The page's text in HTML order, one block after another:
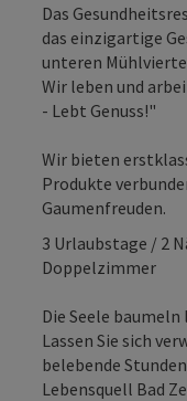
Das
das einzigartige
unteren
Wir leben und
- Lebt Genuss!"
Wir bieten
Produkte
Gaumenfreuden.
3 Urlaubstage / 2
Doppelzimmer
Die Seele
Lassen Sie sich
belebende
Lebensquell Bad